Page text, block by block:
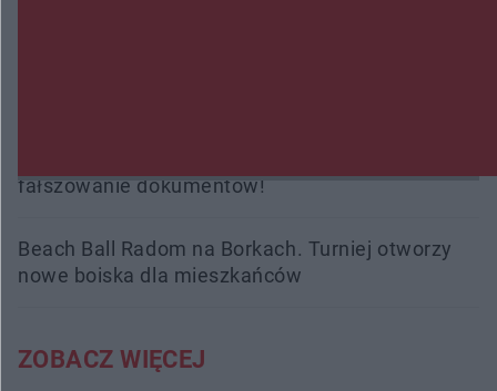
fałszowanie dokumentów!
Beach Ball Radom na Borkach. Turniej otworzy
nowe boiska dla mieszkańców
ZOBACZ WIĘCEJ